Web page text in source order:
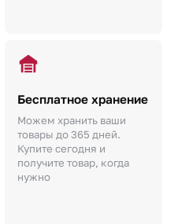
Бесплатное хранение
Можем хранить ваши
товары до 365 дней.
Купите сегодня и
получите товар, когда
нужно